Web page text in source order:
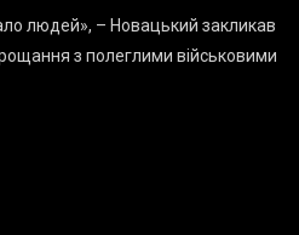
людей», – Новацький закликав
з полеглими військовими